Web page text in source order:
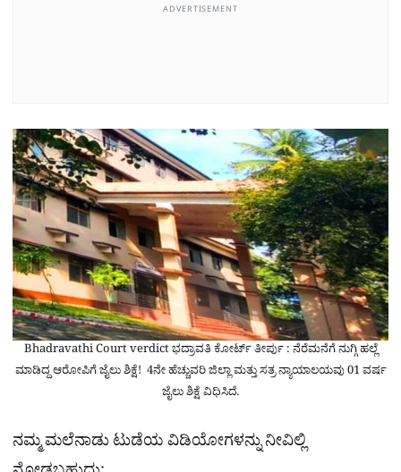
ADVERTISEMENT
Bhadravathi Court verdict ಭದ್ರಾವತಿ ಕೋರ್ಟ್ ತೀರ್ಪು : ನೆರೆಮನೆಗೆ ನುಗ್ಗಿ ಹಲ್ಲೆ
ಮಾಡಿದ್ದ ಆರೋಪಿಗೆ ಜೈಲು ಶಿಕ್ಷೆ! 4ನೇ ಹೆಚ್ಚುವರಿ ಜಿಲ್ಲಾ ಮತ್ತು ಸತ್ರ ನ್ಯಾಯಾಲಯವು 01 ವರ್ಷ
ಜೈಲು ಶಿಕ್ಷೆ ವಿಧಿಸಿದೆ.
ನಮ್ಮ ಮಲೆನಾಡು ಟುಡೆಯ ವಿಡಿಯೋಗಳನ್ನು ನೀವಿಲ್ಲಿ